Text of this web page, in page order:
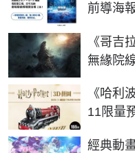
前導海
《哥吉
無緣院
《哈利
11限量
經典動